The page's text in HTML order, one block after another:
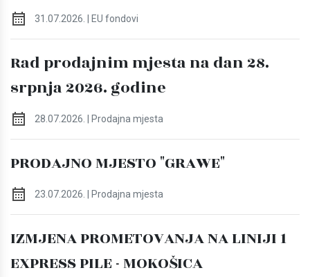
31.07.2026. | EU fondovi
Rad prodajnim mjesta na dan 28.
srpnja 2026. godine
28.07.2026. | Prodajna mjesta
PRODAJNO MJESTO "GRAWE"
23.07.2026. | Prodajna mjesta
IZMJENA PROMETOVANJA NA LINIJI 1
EXPRESS PILE - MOKOŠICA